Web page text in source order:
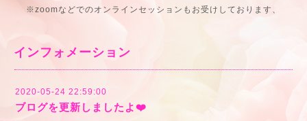
※zoomなどでのオンラインセッションもお受けしております、
インフォメーション
2020-05-24 22:59:00
ブログを更新しましたよ❤️